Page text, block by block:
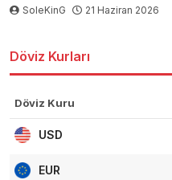
SoleKinG 21 Haziran 2026
Döviz Kurları
Döviz Kuru
USD
EUR